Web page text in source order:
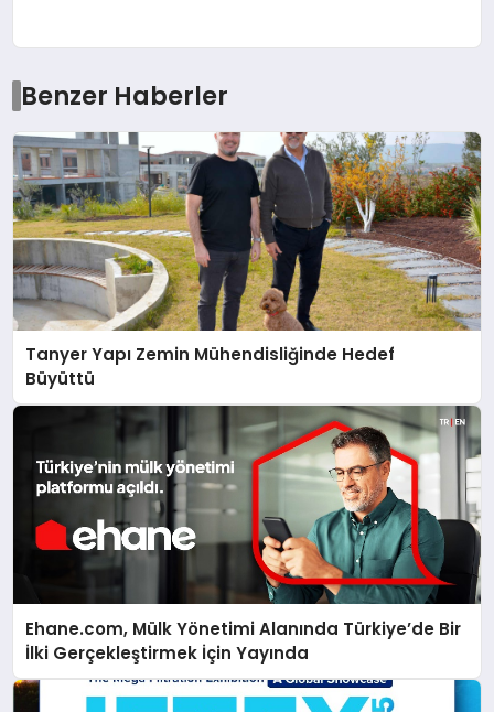
Benzer Haberler
Tanyer Yapı Zemin Mühendisliğinde Hedef
Büyüttü
Ehane.com, Mülk Yönetimi Alanında Türkiye’de Bir
İlki Gerçekleştirmek İçin Yayında